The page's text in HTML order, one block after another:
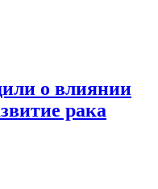
о влиянии
рака